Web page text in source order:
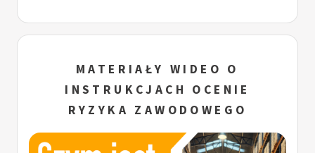
MATERIAŁY WIDEO O
INSTRUKCJACH OCENIE
RYZYKA ZAWODOWEGO